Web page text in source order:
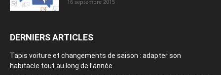
16 septembre 2015
DERNIERS ARTICLES
Tapis voiture et changements de saison : adapter son
habitacle tout au long de l’année